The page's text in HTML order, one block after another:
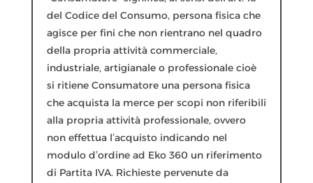
del Codice del Consumo, persona fisica che
agisce per fini che non rientrano nel quadro
della propria attività commerciale,
industriale, artigianale o professionale cioè
si ritiene Consumatore una persona fisica
che acquista la merce per scopi non riferibili
alla propria attività professionale, ovvero
non effettua l’acquisto indicando nel
modulo d’ordine ad Eko 360 un riferimento
di Partita IVA. Richieste pervenute da